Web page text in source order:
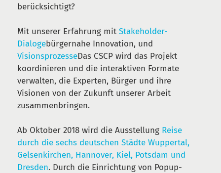
berücksichtigt?
Mit unserer Erfahrung mit Stakeholder-
Dialogebürgernahe Innovation, und
VisionsprozesseDas CSCP wird das Projekt
koordinieren und die interaktiven Formate
verwalten, die Experten, Bürger und ihre
Visionen von der Zukunft unserer Arbeit
zusammenbringen.
Ab Oktober 2018 wird die Ausstellung Reise
durch die sechs deutschen Städte Wuppertal,
Gelsenkirchen, Hannover, Kiel, Potsdam und
Dresden. Durch die Einrichtung von Popup-